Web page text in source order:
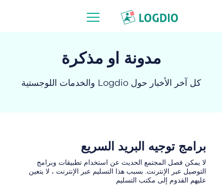
مدونة او مذكرة
كل آخر الأخبار حول Logdio والخدمات اللوجستية
برامج توجيه البريد السريع
لا يمكن فصل المجتمع الحديث عن استخدام تطبيقات وبرامج
التوصيل عبر الإنترنت. بسبب هذا التسليم عبر الإنترنت ، لا يتعين
عليهم القدوم إلى مكتب التسليم